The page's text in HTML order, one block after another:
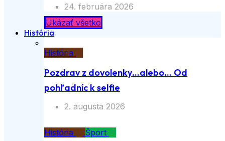
24. februára 2026
Ukázať všetko
História
História
Pozdrav z dovolenky…alebo… Od
pohľadníc k selfie
2. augusta 2026
História Šport